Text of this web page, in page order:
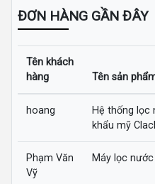
ĐƠN HÀNG GẦN ĐÂY
Tên khách
hàng
Tên sản
hoang
Hệ thống lọc
khẩu mỹ
Phạm Văn
Vỹ
Máy lọc